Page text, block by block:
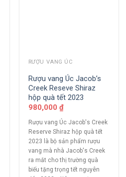
RƯỢU VANG ÚC
Rượu vang Úc Jacob’s
Creek Reseve Shiraz
hộp quà tết 2023
980,000 ₫
Rượu vang Úc Jacob's Creek
Reserve Shiraz hộp quà tết
2023 là bộ sản phẩm rượu
vang mà nhà Jacob's Creek
ra mắt cho thị trường quà
biếu tặng trọng tết nguyên